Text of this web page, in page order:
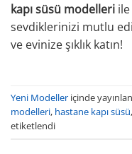
kapı süsü modelleri
sevdiklerinizi mutlu
ve evinize şıklık katın!
Yeni Modeller içinde
modelleri, hastane kapı süsü,
etiketlendi